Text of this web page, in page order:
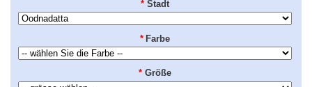
* Stadt
* Farbe
* Größe